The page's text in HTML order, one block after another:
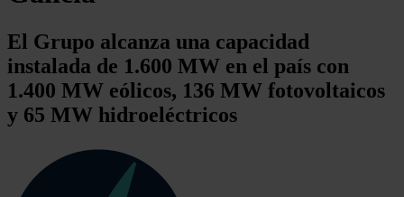
El Grupo alcanza una capacidad
instalada de 1.600 MW en el país con
1.400 MW eólicos, 136 MW fotovoltaicos
y 65 MW hidroeléctricos